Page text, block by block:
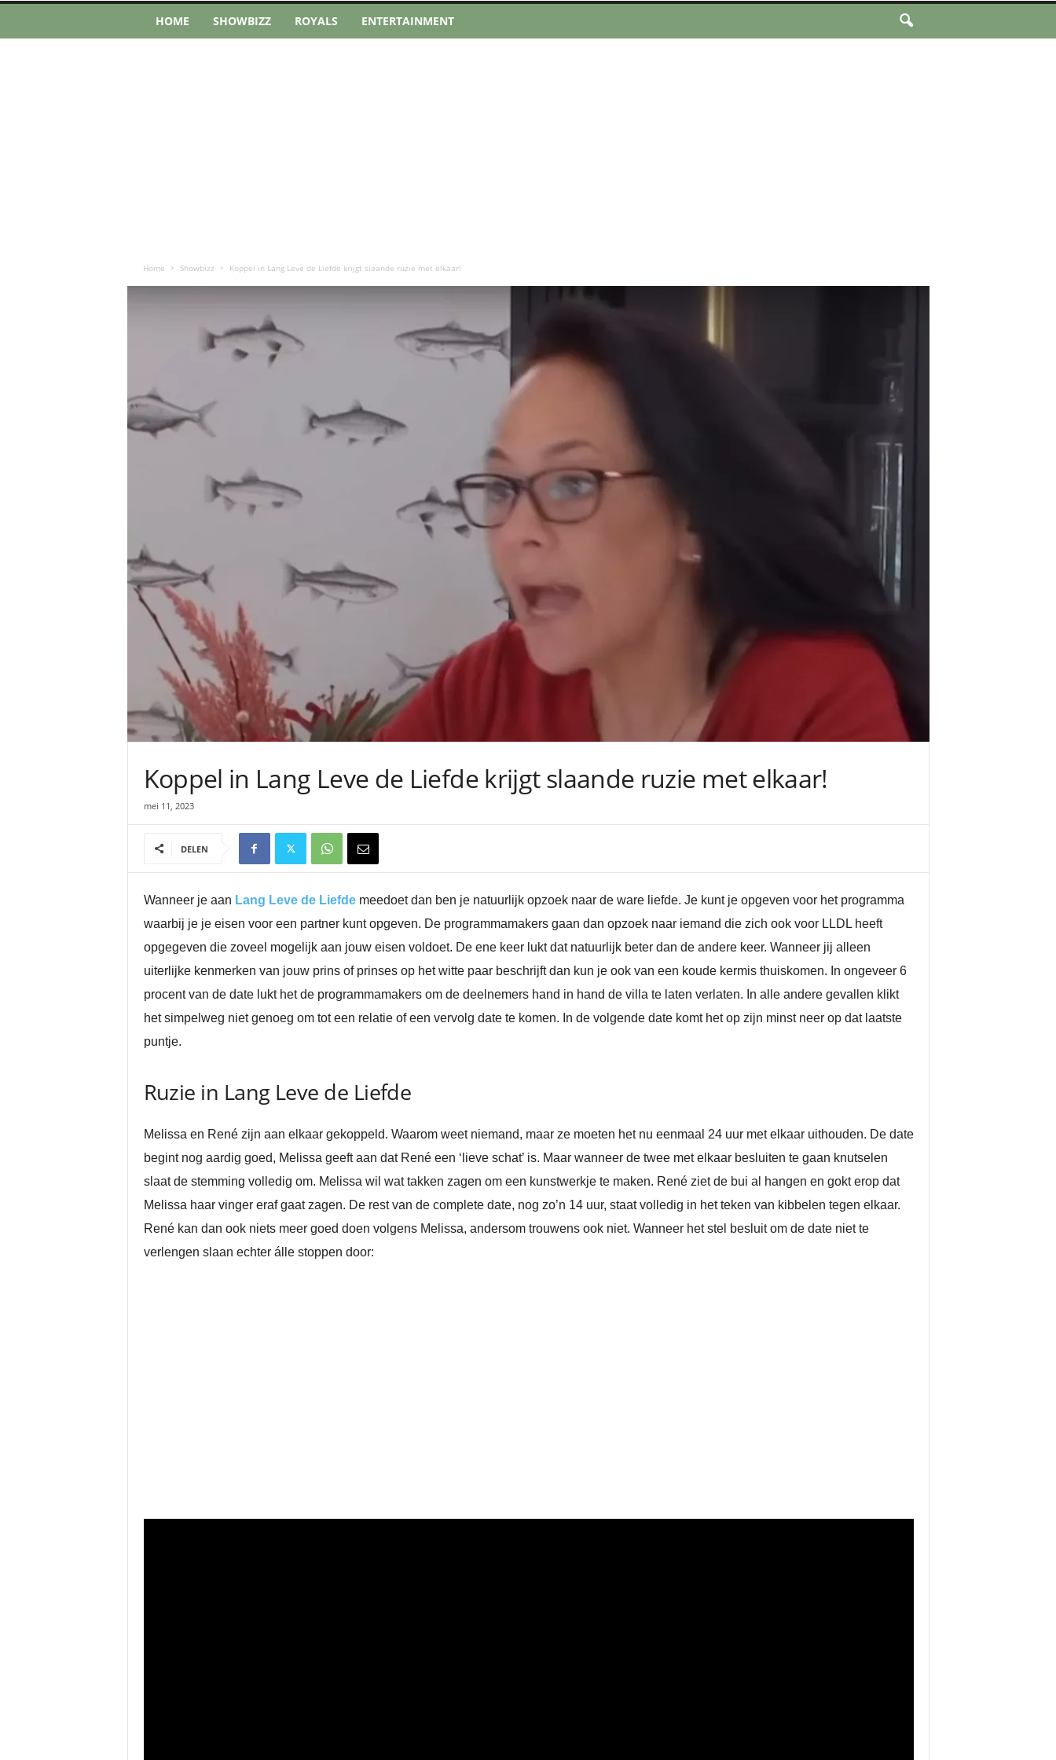
HOME SHOWBIZZ ROYALS ENTERTAINMENT
Home Showbizz Koppel in Lang Leve de Liefde krijgt slaande ruzie met elkaar!
Koppel in Lang Leve de Liefde krijgt slaande ruzie met elkaar!
mei 11, 2023
DELEN
Wanneer je aan Lang Leve de Liefdemeedoet dan ben je natuurlijk opzoek naar de ware liefde. Je kunt je opgeven voor het programma
waarbij je je eisen voor een partner kunt opgeven. De programmamakers gaan dan opzoek naar iemand die zich ook voor LLDL heeft
opgegeven die zoveel mogelijk aan jouw eisen voldoet. De ene keer lukt dat natuurlijk beter dan de andere keer. Wanneer jij alleen
uiterlijke kenmerken van jouw prins of prinses op het witte paar beschrijft dan kun je ook van een koude kermis thuiskomen. In ongeveer 6
procent van de date lukt het de programmamakers om de deelnemers hand in hand de villa te laten verlaten. In alle andere gevallen klikt
het simpelweg niet genoeg om tot een relatie of een vervolg date te komen. In de volgende date komt het op zijn minst neer op dat laatste
puntje.
Ruzie in Lang Leve de Liefde
Melissa en René zijn aan elkaar gekoppeld. Waarom weet niemand, maar ze moeten het nu eenmaal 24 uur met elkaar uithouden. De date
begint nog aardig goed, Melissa geeft aan dat René een ‘lieve schat’ is. Maar wanneer de twee met elkaar besluiten te gaan knutselen
slaat de stemming volledig om. Melissa wil wat takken zagen om een kunstwerkje te maken. René ziet de bui al hangen en gokt erop dat
Melissa haar vinger eraf gaat zagen. De rest van de complete date, nog zo’n 14 uur, staat volledig in het teken van kibbelen tegen elkaar.
René kan dan ook niets meer goed doen volgens Melissa, andersom trouwens ook niet. Wanneer het stel besluit om de date niet te
verlengen slaan echter álle stoppen door: